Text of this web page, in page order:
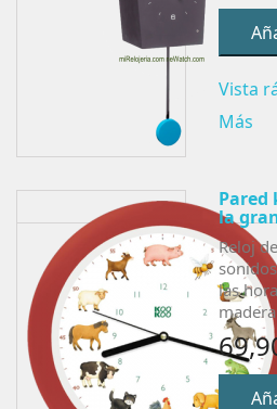
Vista
Más
Pared
la
Reloj
las